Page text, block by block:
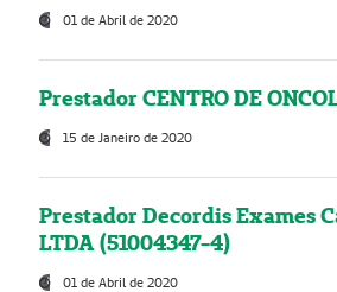
01 de Abril de 2020
Prestador CENTRO DE
15 de Janeiro de 2020
Prestador Decordis Exames
LTDA (51004347-4)
01 de Abril de 2020